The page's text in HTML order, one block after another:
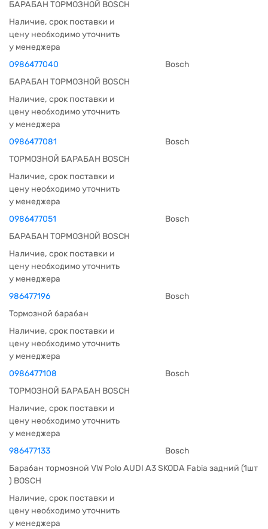
БАРАБАН ТОРМОЗНОЙ BOSCH
Наличие, срок поставки и
цену необходимо уточнить
у менеджера
0986477040
Bosch
БАРАБАН ТОРМОЗНОЙ BOSCH
Наличие, срок поставки и
цену необходимо уточнить
у менеджера
0986477081
Bosch
ТОРМОЗНОЙ БАРАБАН BOSCH
Наличие, срок поставки и
цену необходимо уточнить
у менеджера
0986477051
Bosch
БАРАБАН ТОРМОЗНОЙ BOSCH
Наличие, срок поставки и
цену необходимо уточнить
у менеджера
986477196
Bosch
Тормозной барабан
Наличие, срок поставки и
цену необходимо уточнить
у менеджера
0986477108
Bosch
ТОРМОЗНОЙ БАРАБАН BOSCH
Наличие, срок поставки и
цену необходимо уточнить
у менеджера
986477133
Bosch
Барабан тормозной VW Polo AUDI A3 SKODA Fabia задний (1шт
) BOSCH
Наличие, срок поставки и
цену необходимо уточнить
у менеджера